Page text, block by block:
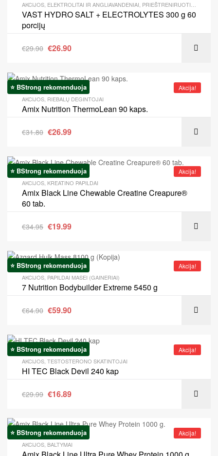
AKCIJOS, ELEKTROLITAI IR ANGLIAVANDENIAI, PRIEŠTRENIRUOTINIAI PRODUKTAI
VAST HYDRO SALT + ELECTROLYTES 300 g 60
porcijų
€29.90 €26.90
⭐ BStrong rekomenduoja Akcija!
AKCIJOS RIEBALŲ DEGINTOJAI
Amix Nutrition ThermoLean 90 kaps.
€31.80 €26.99
⭐ BStrong rekomenduoja Akcija!
AKCIJOS KREATINO PAPILDAI
Amix Black Line Chewable Creatine Creapure®
60 tab.
€34.95 €19.99
⭐ BStrong rekomenduoja Akcija!
AKCIJOS PAPILDAI MASEI (GAINERIAI)
7 Nutrition Bodybuilder Extreme 5450 g
€64.90 €59.90
⭐ BStrong rekomenduoja Akcija!
AKCIJOS TESTOSTERONO SKATINTOJAI
HI TEC Black Devil 240 kap
€29.99 €16.89
⭐ BStrong rekomenduoja Akcija!
AKCIJOS, BALTYMAI